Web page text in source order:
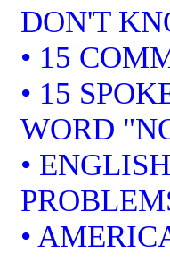
DON'T
• 15
• 15
WORD
•
•